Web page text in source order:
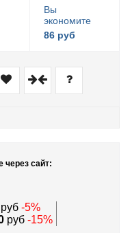
Вы
экономите
86 руб
через сайт:
руб -5%
руб -15%